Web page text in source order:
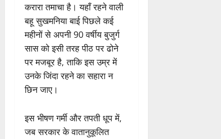
करारा तमाचा है। यहाँ रहने वाली
बहू सुखमनिया बाई पिछले कई
महीनों से अपनी 90 वर्षीय बुजुर्ग
सास को इसी तरह पीठ पर ढोने
पर मजबूर है, ताकि इस उम्र में
उनके जिंदा रहने का सहारा न
छिन जाए।
इस भीषण गर्मी और तपती धूप में,
जब सरकार के वातानुकूलित